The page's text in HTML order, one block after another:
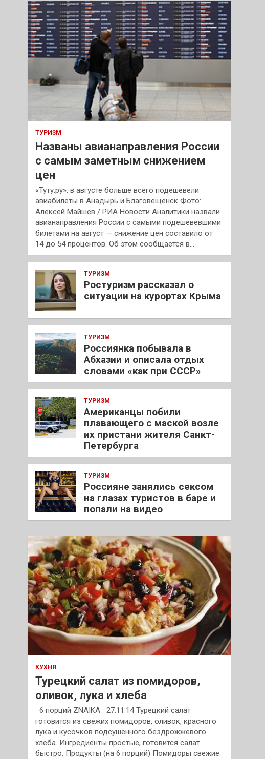
к
ТУРИЗМ
Названы авианаправления России
с самым заметным снижением
цен
«Туту.ру»: в августе больше всего подешевели
авиабилеты в Анадырь и Благовещенск Фото:
Алексей Майшев / РИА Новости Аналитики назвали
авианаправления России с самыми подешевевшими
билетами на август — снижение цен составило от
14 до 54 процентов. Об этом сообщается в…
ТУРИЗМ
Ростуризм рассказал о
ситуации на курортах Крыма
ТУРИЗМ
Россиянка побывала в
Абхазии и описала отдых
словами «как при СССР»
ТУРИЗМ
Американцы побили
плавающего с маской возле
их пристани жителя Санкт-
Петербурга
ТУРИЗМ
Россияне занялись сексом
на глазах туристов в баре и
попали на видео
КУХНЯ
Турецкий салат из помидоров,
оливок, лука и хлеба
6 порций ZNAIKA 27.11.14 Турецкий салат
готовится из свежих помидоров, оливок, красного
лука и кусочков подсушенного бездрожжевого
хлеба. Ингредиенты простые, готовится салат
быстро. Продукты (на 6 порций) Помидоры свежие